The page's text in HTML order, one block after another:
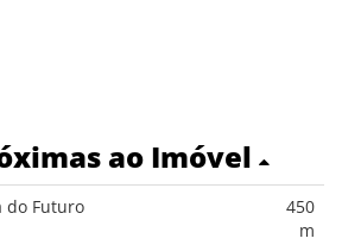
ao Imóvel
do Futuro
450
m